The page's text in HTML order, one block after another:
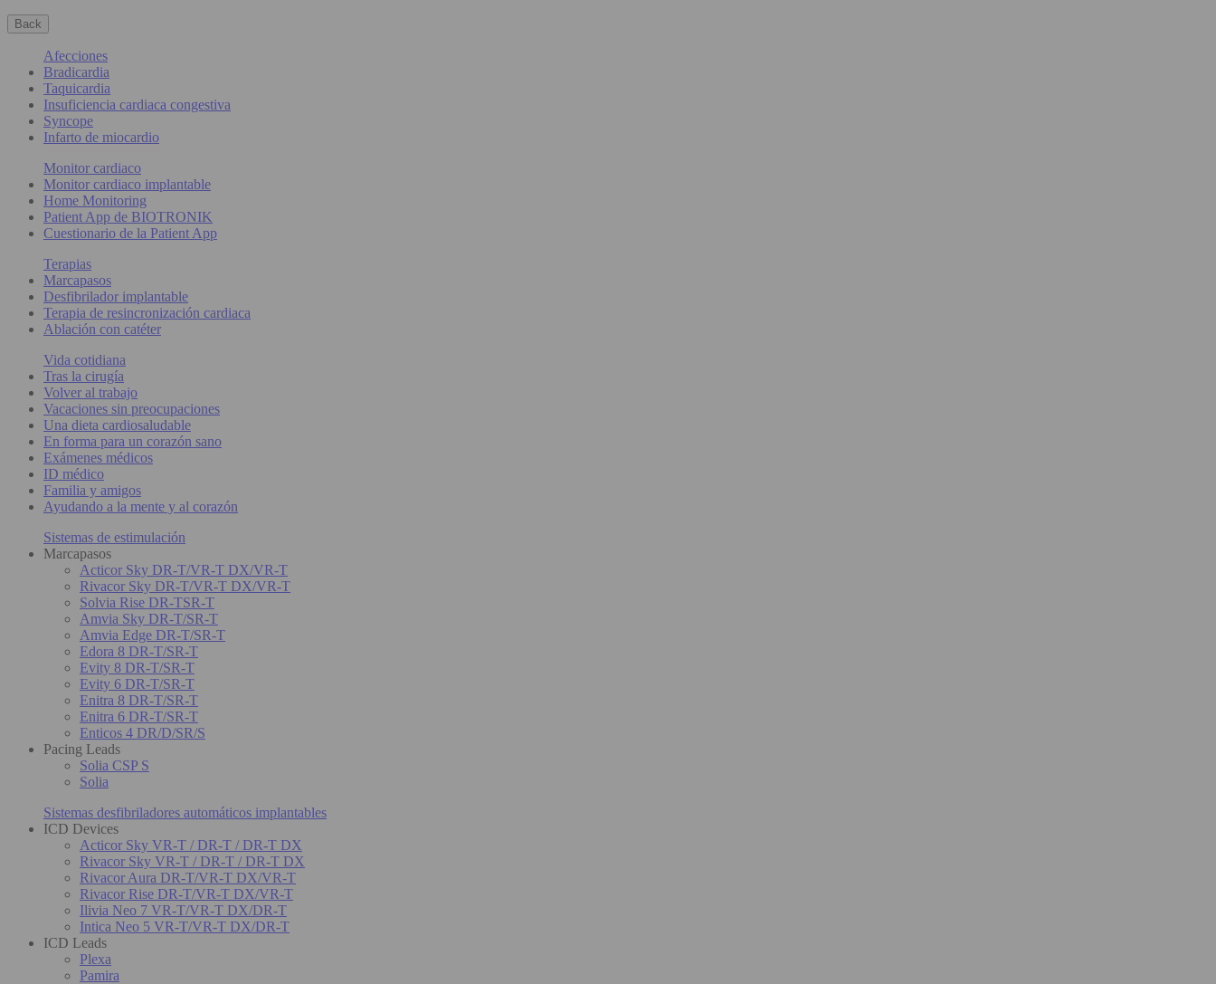
Back
Afecciones
Bradicardia
Taquicardia
Insuficiencia cardiaca congestiva
Syncope
Infarto de miocardio
Monitor cardiaco
Monitor cardiaco implantable
Home Monitoring
Patient App de BIOTRONIK
Cuestionario de la Patient App
Terapias
Marcapasos
Desfibrilador implantable
Terapia de resincronización cardiaca
Ablación con catéter
Vida cotidiana
Tras la cirugía
Volver al trabajo
Vacaciones sin preocupaciones
Una dieta cardiosaludable
En forma para un corazón sano
Exámenes médicos
ID médico
Familia y amigos
Ayudando a la mente y al corazón
Sistemas de estimulación
Marcapasos
Acticor Sky DR-T/VR-T DX/VR-T
Rivacor Sky DR-T/VR-T DX/VR-T
Solvia Rise DR-TSR-T
Amvia Sky DR-T/SR-T
Amvia Edge DR-T/SR-T
Edora 8 DR-T/SR-T
Evity 8 DR-T/SR-T
Evity 6 DR-T/SR-T
Enitra 8 DR-T/SR-T
Enitra 6 DR-T/SR-T
Enticos 4 DR/D/SR/S
Pacing Leads
Solia CSP S
Solia
Sistemas desfibriladores automáticos implantables
ICD Devices
Acticor Sky VR-T / DR-T / DR-T DX
Rivacor Sky VR-T / DR-T / DR-T DX
Rivacor Aura DR-T/VR-T DX/VR-T
Rivacor Rise DR-T/VR-T DX/VR-T
Ilivia Neo 7 VR-T/VR-T DX/DR-T
Intica Neo 5 VR-T/VR-T DX/DR-T
ICD Leads
Plexa
Pamira